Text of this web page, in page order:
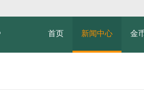
首页 新闻中心 金